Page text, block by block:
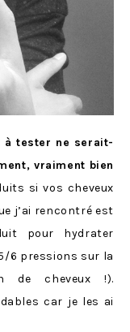
à tester ne serait-
vraiment bien
si vos cheveux
j’ai rencontré est
pour hydrater
6 pressions sur la
de cheveux !).
car je les ai